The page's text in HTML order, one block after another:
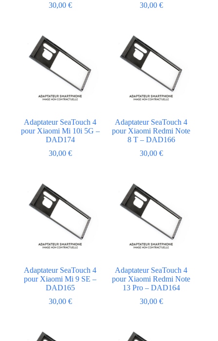
30,00 €
30,00 €
Adaptateur SeaTouch 4
pour Xiaomi Mi 10i 5G –
DAD174
30,00 €
Adaptateur SeaTouch 4
pour Xiaomi Redmi Note
8 T – DAD166
30,00 €
Adaptateur SeaTouch 4
pour Xiaomi Mi 9 SE –
DAD165
30,00 €
Adaptateur SeaTouch 4
pour Xiaomi Redmi Note
13 Pro – DAD164
30,00 €